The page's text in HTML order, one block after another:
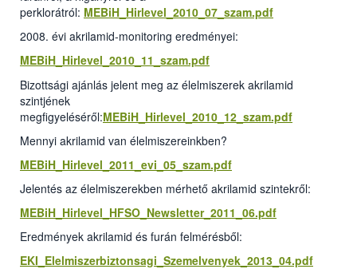
perklorátról: MEBiH_Hirlevel_2010_07_szam.pdf
2008. évi akrilamid-monitoring eredményei:
MEBiH_Hirlevel_2010_11_szam.pdf
Bizottsági ajánlás jelent meg az élelmiszerek akrilamid
szintjének
megfigyeléséről:MEBiH_Hirlevel_2010_12_szam.pdf
Mennyi akrilamid van élelmiszereinkben?
MEBiH_Hirlevel_2011_evi_05_szam.pdf
Jelentés az élelmiszerekben mérhető akrilamid szintekről:
MEBiH_Hirlevel_HFSO_Newsletter_2011_06.pdf
Eredmények akrilamid és furán felmérésből:
EKI_Elelmiszerbiztonsagi_Szemelvenyek_2013_04.pdf